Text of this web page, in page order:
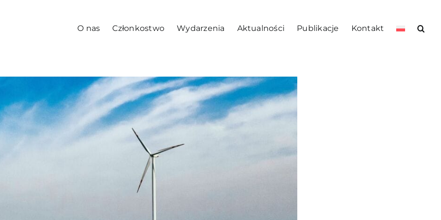
O nas Członkostwo Wydarzenia Aktualności Publikacje Kontakt